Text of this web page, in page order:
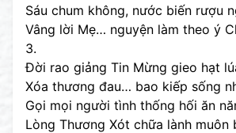
Sáu chum không, nước biến rượu
Vâng lời Mẹ… nguyện làm theo ý
3.
Đời rao giảng Tin Mừng gieo hạt
Xóa thương đau… bao kiếp sống
Gọi mọi người tình thống hối ăn
Lòng Thương Xót chữa lành muôn